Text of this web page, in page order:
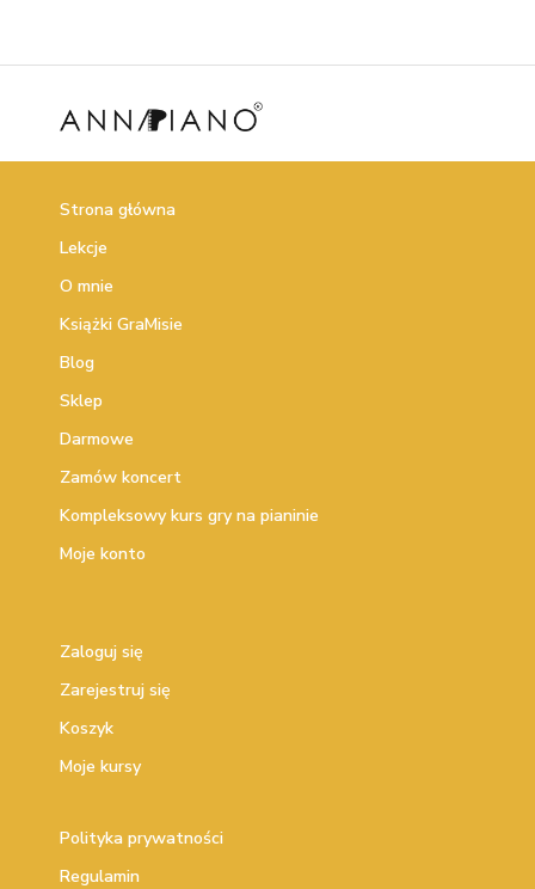
Strona główna
Lekcje
O mnie
Książki GraMisie
Blog
Sklep
Darmowe
Zamów koncert
Kompleksowy kurs gry na pianinie
Moje konto
Zaloguj się
Zarejestruj się
Koszyk
Moje kursy
Polityka prywatności
Regulamin